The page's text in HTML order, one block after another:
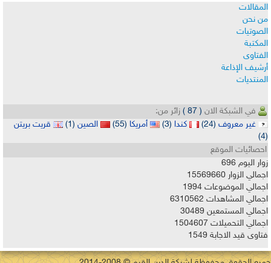
المقالات
من نحن
الصوتيات
المكتبة
الفتاوى
أرشيف الإذاعة
المنتديات
في الشبكة الان ( 87 )
زائر من:
غير معروف (24) كندا (3) أمريكا (55) الصين (1)
قريت بريتن
(4)
احصائيات الموقع
زوار اليوم 696
اجمالي الزوار 15569660
اجمالي الموضوعات 1994
اجمالي المشاهدات 6310562
اجمالي المستمعين 30489
اجمالي التحميلات 1504607
فتاوى قيد الاجابة 1549